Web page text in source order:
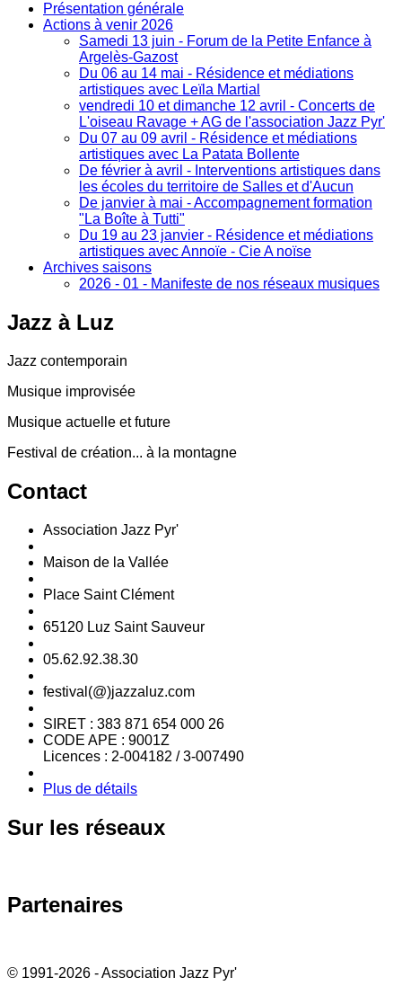
Présentation générale
Actions à venir 2026
Samedi 13 juin - Forum de la Petite Enfance à
Argelès-Gazost
Du 06 au 14 mai - Résidence et médiations
artistiques avec Leïla Martial
vendredi 10 et dimanche 12 avril - Concerts de
L'oiseau Ravage + AG de l'association Jazz Pyr'
Du 07 au 09 avril - Résidence et médiations
artistiques avec La Patata Bollente
De février à avril - Interventions artistiques dans
les écoles du territoire de Salles et d'Aucun
De janvier à mai - Accompagnement formation
"La Boîte à Tutti"
Du 19 au 23 janvier - Résidence et médiations
artistiques avec Annoïe - Cie A noïse
Archives saisons
2026 - 01 - Manifeste de nos réseaux musiques
Jazz à Luz
Jazz contemporain
Musique improvisée
Musique actuelle et future
Festival de création... à la montagne
Contact
Association Jazz Pyr'
Maison de la Vallée
Place Saint Clément
65120 Luz Saint Sauveur
05.62.92.38.30
festival(@)jazzaluz.com
SIRET : 383 871 654 000 26
CODE APE : 9001Z
Licences : 2-004182 / 3-007490
Plus de détails
Sur les réseaux
Partenaires
© 1991-2026 - Association Jazz Pyr'